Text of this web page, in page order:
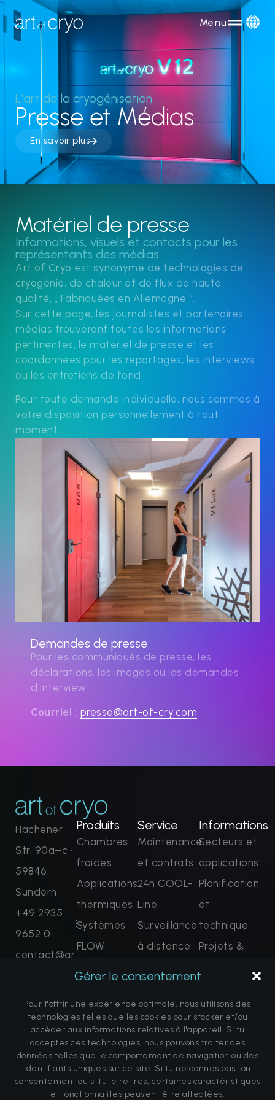
Gérer le consentement
Pour t'offrir une expérience optimale, nous utilisons des
technologies telles que les cookies pour stocker et/ou
accéder aux informations relatives à l'appareil. Si tu
acceptes ces technologies, nous pouvons traiter des
données telles que le comportement de navigation ou des
identifiants uniques sur ce site. Si tu ne donnes pas ton
consentement ou si tu le retires, certaines caractéristiques
et fonctionnalités peuvent être affectées.
Menu
L'art de la cryogénisation
Presse et Médias
En savoir plus
Matériel de presse
Informations, visuels et contacts pour les
représentants des médias
Art of Cryo est synonyme de technologies de
cryogénie, de chaleur et de flux de haute
qualité, „ Fabriquées en Allemagne “.
Sur cette page, les journalistes et partenaires
médias trouveront toutes les informations
pertinentes, le matériel de presse et les
coordonnées pour les reportages, les interviews
ou les entretiens de fond.
Pour toute demande individuelle, nous sommes à
votre disposition personnellement à tout
moment.
Demandes de presse
Pour les communiqués de presse, les
déclarations, les images ou les demandes
d'interview :
Courriel : presse@art-of-cry.com
Hachener
Str. 90a–c ·
59846
Sundern
+49 2935
9652 0
contact@ar
tofcryo.com
maintenant
Produits
Chambres
froides
Applications
thermiques
Systèmes
FLOW
Service
Maintenance
et contrats
24h COOL-
Line
Surveillance
à distance
certification
Pièces de
rechange
Terminer la
réservation
Informations
Secteurs et
applications
Planification
et
technique
Projets &
questions
À propos de
nous
Avertissement
sur la